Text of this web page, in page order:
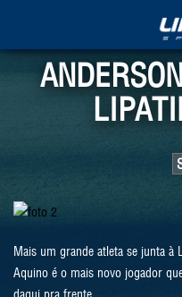
Mais um grande atleta se junta à
Aquino é o mais novo jogador